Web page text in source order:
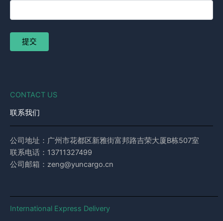
CONTACT US
联系我们
公司地址：广州市花都区新雅街富邦路吉荣大厦B栋507室
联系电话：13711327499
公司邮箱：zeng@yuncargo.cn
International Express Delivery